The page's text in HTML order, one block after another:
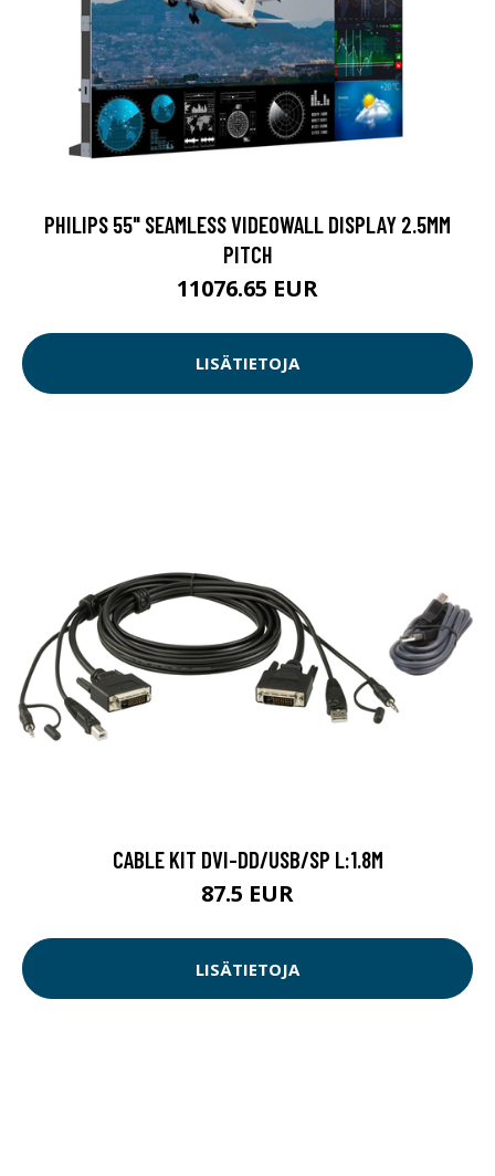
PHILIPS 55" SEAMLESS VIDEOWALL DISPLAY 2.5MM
PITCH
11076.65 EUR
LISÄTIETOJA
CABLE KIT DVI-DD/USB/SP L:1.8M
87.5 EUR
LISÄTIETOJA